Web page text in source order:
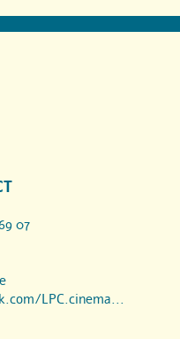
07
LPC.cinema...